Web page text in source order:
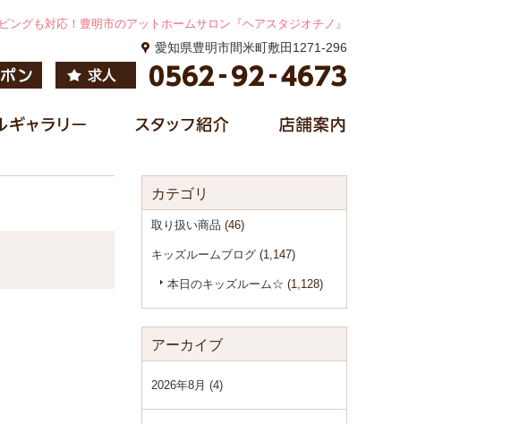
ングも対応！豊明市のアットホームサロン『ヘアスタジオチノ』
愛知県豊明市間米町敷田1271-296
カテゴリ
取り扱い商品 (46)
キッズルームブログ (1,147)
本日のキッズルーム☆ (1,128)
アーカイブ
2026年8月 (4)